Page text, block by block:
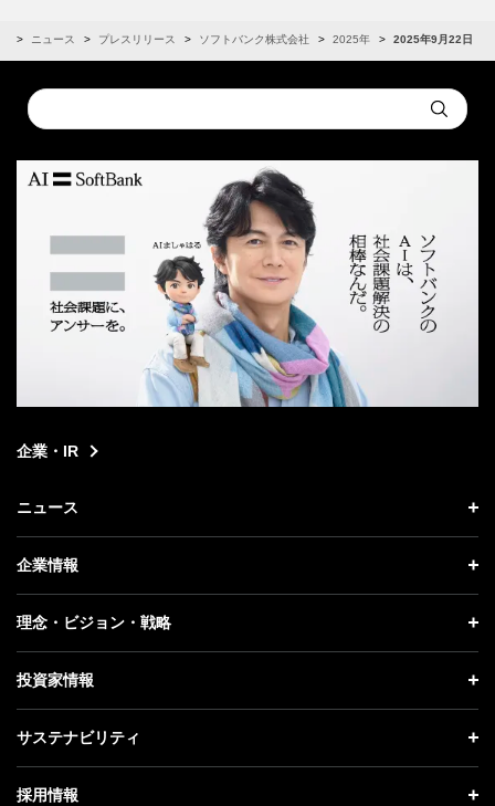
ニュース プレスリリース ソフトバンク株式会社 2025年 2025年9月22日
Conduct
a
Submit
企業・IR
ニュース
ニュース トップ
プレスリリース
更新情報
記者説明会
企業情報
企業情報 トップ
社長メッセージ
事業紹介
ガバナンス
理念・ビジョン・戦略
理念・ビジョン・戦略 トップ
成長戦略「Activate AI for Society」
投資家情報
投資家情報 トップ
経営方針
サステナビリティ
サステナビリティ トップ
採用情報